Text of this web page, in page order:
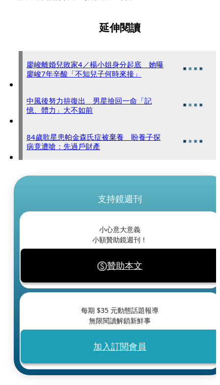
延伸閱讀
廖峻離婚兒敗家4／楊小姐身分起底 她曝
廖峻7年辛酸「不知兒子何時來接」
中風後努力拚復出 男星撿回一命「記
憶、體力」大不如前
84歲歌星患帕金森氏症被棄養 盼養子探
病竟遭嗆：先過戶財產
支持鏡週刊
小心意大意義
小額贊助鏡週刊！
贊助本文
每期 $35 元動態話題報導
無限閱讀解鎖新鮮事
加入訂閱會員